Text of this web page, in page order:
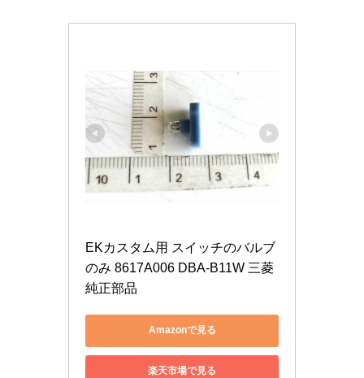
EKカスタム用 スイッチのバルブ
のみ 8617A006 DBA-B11W 三菱
純正部品
Amazonで見る
楽天市場で見る